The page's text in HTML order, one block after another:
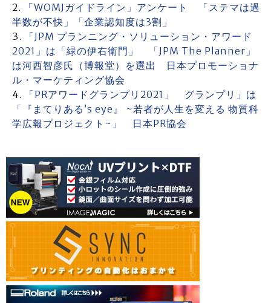
「WOMJガイドライン」アンケート 「ステマは過
半数が不快」「企業認知度は3割」
「JPM プランニング・ソリューション・アワード
2021」は「緑の伊右衛門」 「JPM The Planner」
は河西智彦氏（博報堂）を選出 日本プロモーショナ
ル・マーケティング協会
「PRアワードグランプリ2021」 グランプリ」は
「『まてりある’s eye』 ~若者が人生を変える 物質科
学広報プロジェクト~」 日本PR協会